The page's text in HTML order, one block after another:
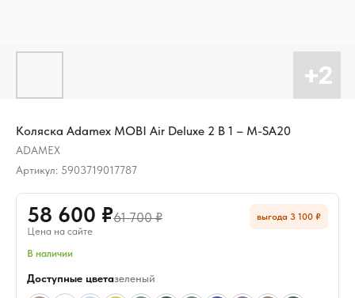
Коляска Adamex MOBI Air Deluxe 2 В 1 – M-SA20
ADAMEX
Артикул: 5903719017787
58 600 ₽61 700 ₽
Цена на сайте
выгода 3 100 ₽
В наличии
Доступные цветазеленый